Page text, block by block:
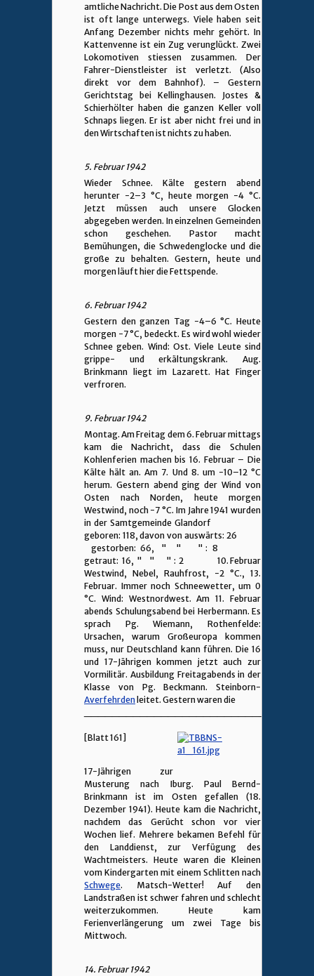
amtliche Nachricht. Die Post aus dem Osten
ist oft lange unterwegs. Viele haben seit
Anfang Dezember nichts mehr gehört. In
Kattenvenne ist ein Zug verunglückt. Zwei
Lokomotiven stiessen zusammen. Der
Fahrer-Dienstleister ist verletzt. (Also
direkt vor dem Bahnhof). – Gestern
Gerichtstag bei Kellinghausen. Jostes &
Schierhölter haben die ganzen Keller voll
Schnaps liegen. Er ist aber nicht frei und in
den Wirtschaften ist nichts zu haben.
5. Februar 1942
Wieder Schnee. Kälte gestern abend
herunter -2–3 °C, heute morgen -4 °C.
Jetzt müssen auch unsere Glocken
abgegeben werden. In einzelnen Gemeinden
schon geschehen. Pastor macht
Bemühungen, die Schwedenglocke und die
große zu behalten. Gestern, heute und
morgen läuft hier die Fettspende.
6. Februar 1942
Gestern den ganzen Tag -4–6 °C. Heute
morgen -7 °C, bedeckt. Es wird wohl wieder
Schnee geben. Wind: Ost. Viele Leute sind
grippe- und erkältungskrank. Aug.
Brinkmann liegt im Lazarett. Hat Finger
verfroren.
9. Februar 1942
Montag. Am Freitag dem 6. Februar mittags
kam die Nachricht, dass die Schulen
Kohlenferien machen bis 16. Februar – Die
Kälte hält an. Am 7. Und 8. um -10–12 °C
herum. Gestern abend ging der Wind von
Osten nach Norden, heute morgen
Westwind, noch -7 °C. Im Jahre 1941 wurden
in der Samtgemeinde Glandorf
geboren: 118, davon von auswärts: 26
gestorben: 66, " " " : 8
getraut: 16, " " " : 2 10. Februar
Westwind, Nebel, Rauhfrost, -2 °C., 13.
Februar. Immer noch Schneewetter, um 0
°C. Wind: Westnordwest. Am 11. Februar
abends Schulungsabend bei Herbermann. Es
sprach Pg. Wiemann, Rothenfelde:
Ursachen, warum Großeuropa kommen
muss, nur Deutschland kann führen. Die 16
und 17-Jährigen kommen jetzt auch zur
Vormilitär. Ausbildung Freitagabends in der
Klasse von Pg. Beckmann. Steinborn-
Averfehrden leitet. Gestern waren die
[Blatt 161]
17-Jährigen zur
Musterung nach Iburg. Paul Bernd-
Brinkmann ist im Osten gefallen (18.
Dezember 1941). Heute kam die Nachricht,
nachdem das Gerücht schon vor vier
Wochen lief. Mehrere bekamen Befehl für
den Landdienst, zur Verfügung des
Wachtmeisters. Heute waren die Kleinen
vom Kindergarten mit einem Schlitten nach
Schwege. Matsch-Wetter! Auf den
Landstraßen ist schwer fahren und schlecht
weiterzukommen. Heute kam
Ferienverlängerung um zwei Tage bis
Mittwoch.
14. Februar 1942